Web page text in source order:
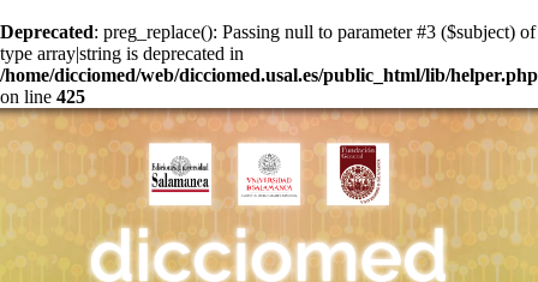
Deprecated: preg_replace(): Passing null to parameter #3 ($subject) of
type array|string is deprecated in
/home/dicciomed/web/dicciomed.usal.es/public_html/lib/helper.php
on line 425